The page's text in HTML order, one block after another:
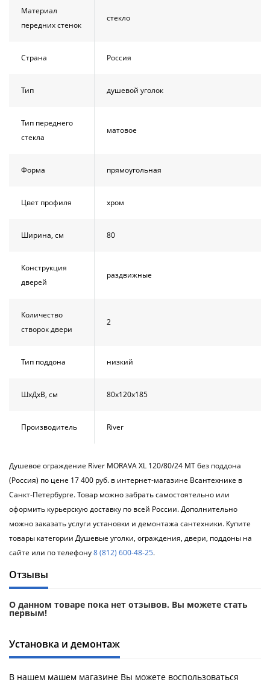
Материал
передних стенок
стекло
Страна Россия
Тип душевой уголок
Тип переднего
стекла
матовое
Форма прямоугольная
Цвет профиля хром
Ширина, см 80
Конструкция
дверей
раздвижные
Количество
створок двери
2
Тип поддона низкий
ШхДхВ, см 80х120х185
Производитель River
Душевое ограждение River MORAVA XL 120/80/24 МТ без поддона
(Россия) по цене 17 400 руб. в интернет-магазине Всантехнике в
Санкт-Петербурге. Товар можно забрать самостоятельно или
оформить курьерскую доставку по всей России. Дополнительно
можно заказать услуги установки и демонтажа сантехники. Купите
товары категории Душевые уголки, ограждения, двери, поддоны на
сайте или по телефону8 (812) 600-48-25.
Отзывы
О данном товаре пока нет отзывов. Вы можете стать
первым!
Установка и демонтаж
В нашем машем магазине Вы можете воспользоваться